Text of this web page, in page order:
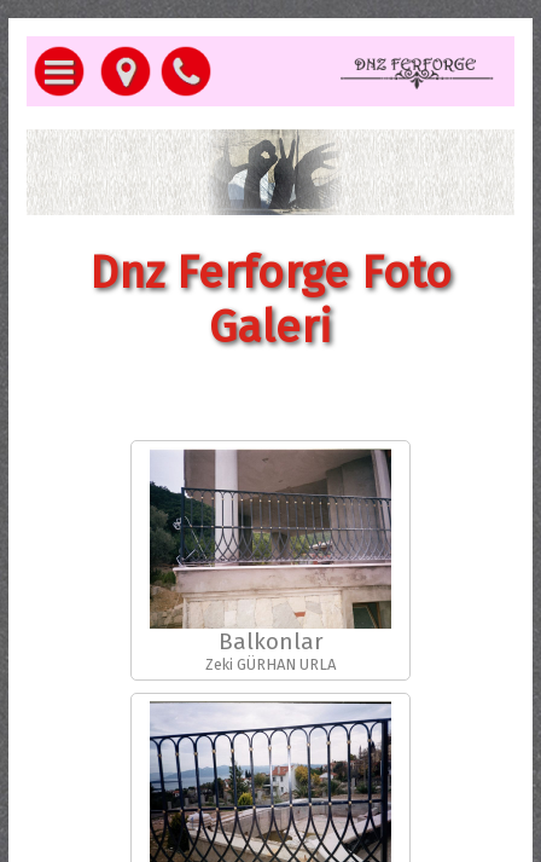
Dnz Ferforge Foto
Galeri
Balkonlar
Zeki GÜRHAN URLA